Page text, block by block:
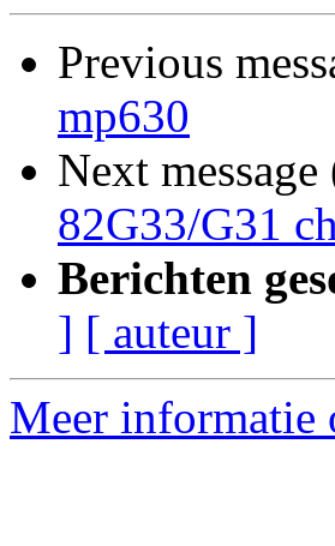
Previous
mp630
Next
82G33/G31
Berichten
] [ auteur ]
Meer